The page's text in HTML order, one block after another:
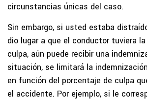
circunstancias únicas del caso.
Sin embargo, si usted estaba
dio lugar a que el conductor tuviera
culpa, aún puede recibir una
situación, se limitará la
en función del porcentaje de culpa
el accidente. Por ejemplo, si le